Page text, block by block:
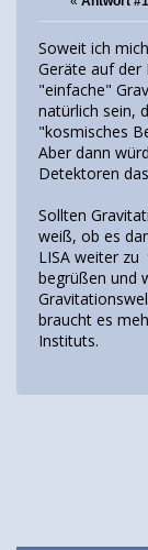
Soweit ich
Geräte auf der
"einfache"
natürlich sein,
"kosmisches
Aber dann
Detektoren
Sollten
weiß, ob es
LISA weiter zu
begrüßen und
braucht es
Instituts.